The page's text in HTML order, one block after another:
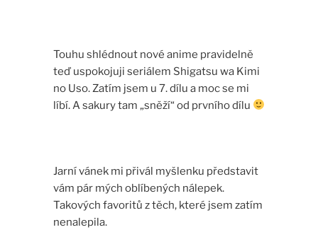
Touhu shlédnout nové anime pravidelně
teď uspokojuji seriálem Shigatsu wa Kimi
no Uso. Zatím jsem u 7. dílu a moc se mi
líbí. A sakury tam „sněží“ od prvního dílu
Jarní vánek mi přivál myšlenku představit
vám pár mých oblíbených nálepek.
Takových favoritů z těch, které jsem zatím
nenalepila.